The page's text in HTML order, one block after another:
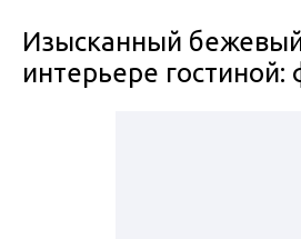
Изысканный
интерьере гостиной: